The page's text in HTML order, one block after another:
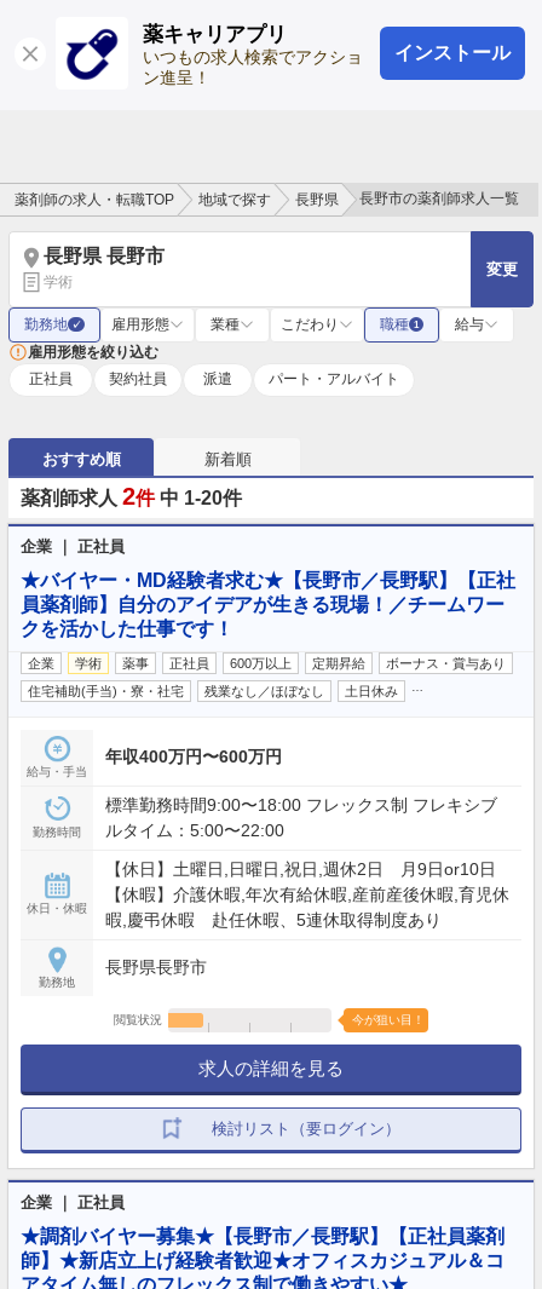
薬キャリアプリ
いつもの求人検索でアクショ
ン進呈！
インストール
ログイン 会員登録
薬剤師の求人・転職TOP 地域で探す 長野県 長野市の薬剤師求人一覧
長野県 長野市
学術
変更
勤務地 ✓ 雇用形態 業種 こだわり 職種 1
給与
雇用形態を絞り込む
正社員
契約社員 派遣 パート・アルバイト
おすすめ順 新着順
薬剤師求人 2件 中 1-20件
企業 ｜ 正社員
★バイヤー・MD経験者求む★【長野市／長野駅】【正社
員薬剤師】自分のアイデアが生きる現場！／チームワー
クを活かした仕事です！
企業 学術 薬事 正社員 600万以上 定期昇給
ボーナス・賞与あり
住宅補助(手当)・寮・社宅
残業なし／ほぼなし 土日休み
給与・手当
年収400万円〜600万円
勤務時間
標準勤務時間9:00〜18:00 フレックス制 フレキシブ
ルタイム：5:00〜22:00
休日・休暇
【休日】土曜日,日曜日,祝日,週休2日 月9日or10日
【休暇】介護休暇,年次有給休暇,産前産後休暇,育児休
暇,慶弔休暇 赴任休暇、5連休取得制度あり
勤務地
長野県長野市
閲覧状況 今が狙い目！
求人の詳細を見る
検討リスト（要ログイン）
企業 ｜ 正社員
★調剤バイヤー募集★【長野市／長野駅】【正社員薬剤
師】★新店立上げ経験者歓迎★オフィスカジュアル＆コ